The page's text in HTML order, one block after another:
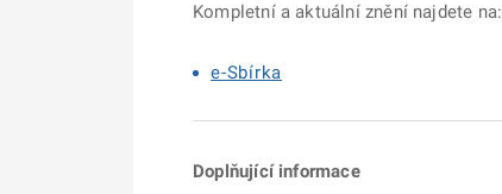
Kompletní a aktuální znění najdete na:
e-Sbírka
Doplňující informace